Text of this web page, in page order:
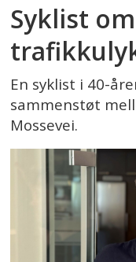
Syklist
En syklist i 40-
sammenstøt
Mossevei.